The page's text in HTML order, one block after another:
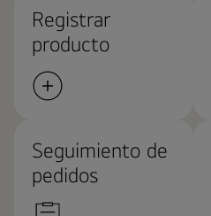
Registrar
producto
Seguimiento de
pedidos